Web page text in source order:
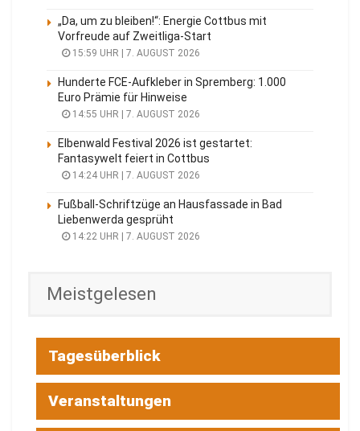
„Da, um zu bleiben!“: Energie Cottbus mit
Vorfreude auf Zweitliga-Start
15:59 UHR | 7. AUGUST 2026
Hunderte FCE-Aufkleber in Spremberg: 1.000
Euro Prämie für Hinweise
14:55 UHR | 7. AUGUST 2026
Elbenwald Festival 2026 ist gestartet:
Fantasywelt feiert in Cottbus
14:24 UHR | 7. AUGUST 2026
Fußball-Schriftzüge an Hausfassade in Bad
Liebenwerda gesprüht
14:22 UHR | 7. AUGUST 2026
Meistgelesen
Tagesüberblick
Veranstaltungen